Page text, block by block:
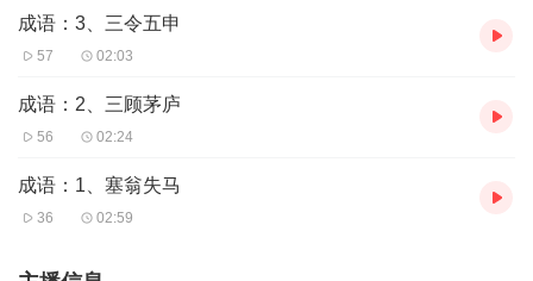
成语：3、三令五申
57 02:03
成语：2、三顾茅庐
56 02:24
成语：1、塞翁失马
36 02:59